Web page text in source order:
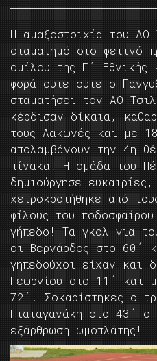
Η αμαξοστοιχία του ΑΟ
σταματημό στο φετινό
ομίλου της Γ΄ Εθνικής
φορά ούτε ούτε ο
σταματήσει τον ΑΟ
κέρδισαν δίκαια,
τους Λακωνές και με
απολαμβάνουν την 4η
πίνακα! Η ομάδα του
δημιούργησε
χειροκροτήθηκε από
φίλους του
γήπεδο! Τα γκολ για
οι Βερνάρδος στο 60΄
γηπεδούχοι είχαν και
Γεωργίου στο 11΄ και
72΄. Σοκαρίστηκες ο
Γιαταγανάκη στο 43΄ ο
εξάρθρωση ωμοπλάτης!